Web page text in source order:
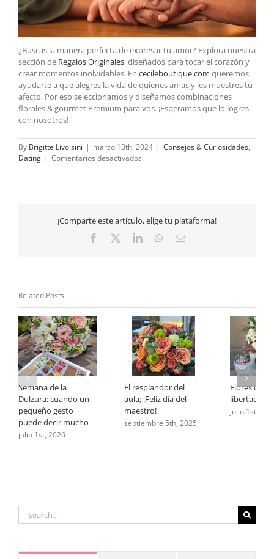
¿Buscas la manera perfecta de expresar tu amor? Explora nuestra
sección de Regalos Originales, diseñados para tocar el corazón y
crear momentos inolvidables. En cecileboutique.com queremos
ayudarte a que alegres la vida de quienes amas y les muestres tu
afecto. Por eso seleccionamos y diseñamos combinaciones
florales & gourmet Premium para vos. ¡Esperamos que lo logres
con nosotros!
By Brigitte Livolsini | marzo 13th, 2024 | Consejos & Curiosidades,
Dating | Comentarios desactivados
Los
Encontrá
el
Tuyo
¡Comparte este artículo, elige tu plataforma!
Facebook LinkedInWhatsApp
Email
Related Posts
Semana de la
Dulzura: cuando un
pequeño gesto
puede decir mucho
julio 1st, 2026
El resplandor del
aula; ¡Feliz día del
maestro!
septiembre 5th, 2025
Flores que
libertad
julio 1st,
Search
for: